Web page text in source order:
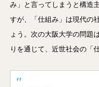
み」と言ってしまうと構造
すが、「仕組み」は現代の
ょう。次の大阪大学の問題
りを通じて、近世社会の「